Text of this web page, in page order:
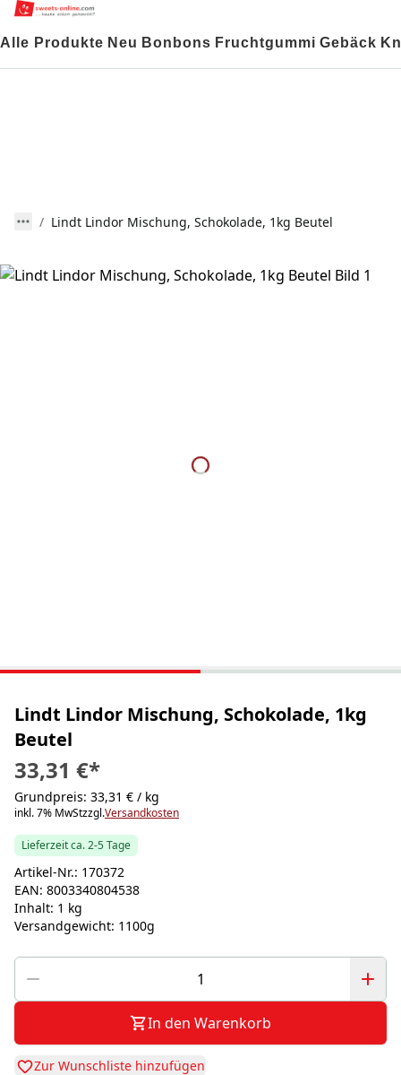
Alle Produkte Neu Bonbons Fruchtgummi Gebäck
Lindt Lindor Mischung, Schokolade, 1kg Beutel
Lindt Lindor Mischung, Schokolade, 1kg
Beutel
33,31 €*
Grundpreis: 33,31 € / kg
inkl. 7% MwStzzgl.Versandkosten
Lieferzeit ca. 2-5 Tage
Artikel-Nr.: 170372
EAN: 8003340804538
Inhalt: 1 kg
Versandgewicht: 1100g
In den Warenkorb
Zur Wunschliste hinzufügen